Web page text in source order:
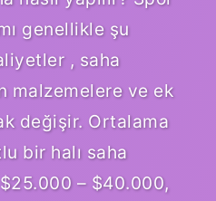
genellikle şu
, saha
malzemelere ve ek
değişir. Ortalama
bir halı saha
– $40.000,